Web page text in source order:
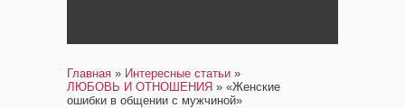
Главная » Интересные статьи »
ЛЮБОВЬ И ОТНОШЕНИЯ » «Женские
ошибки в общении с мужчиной»